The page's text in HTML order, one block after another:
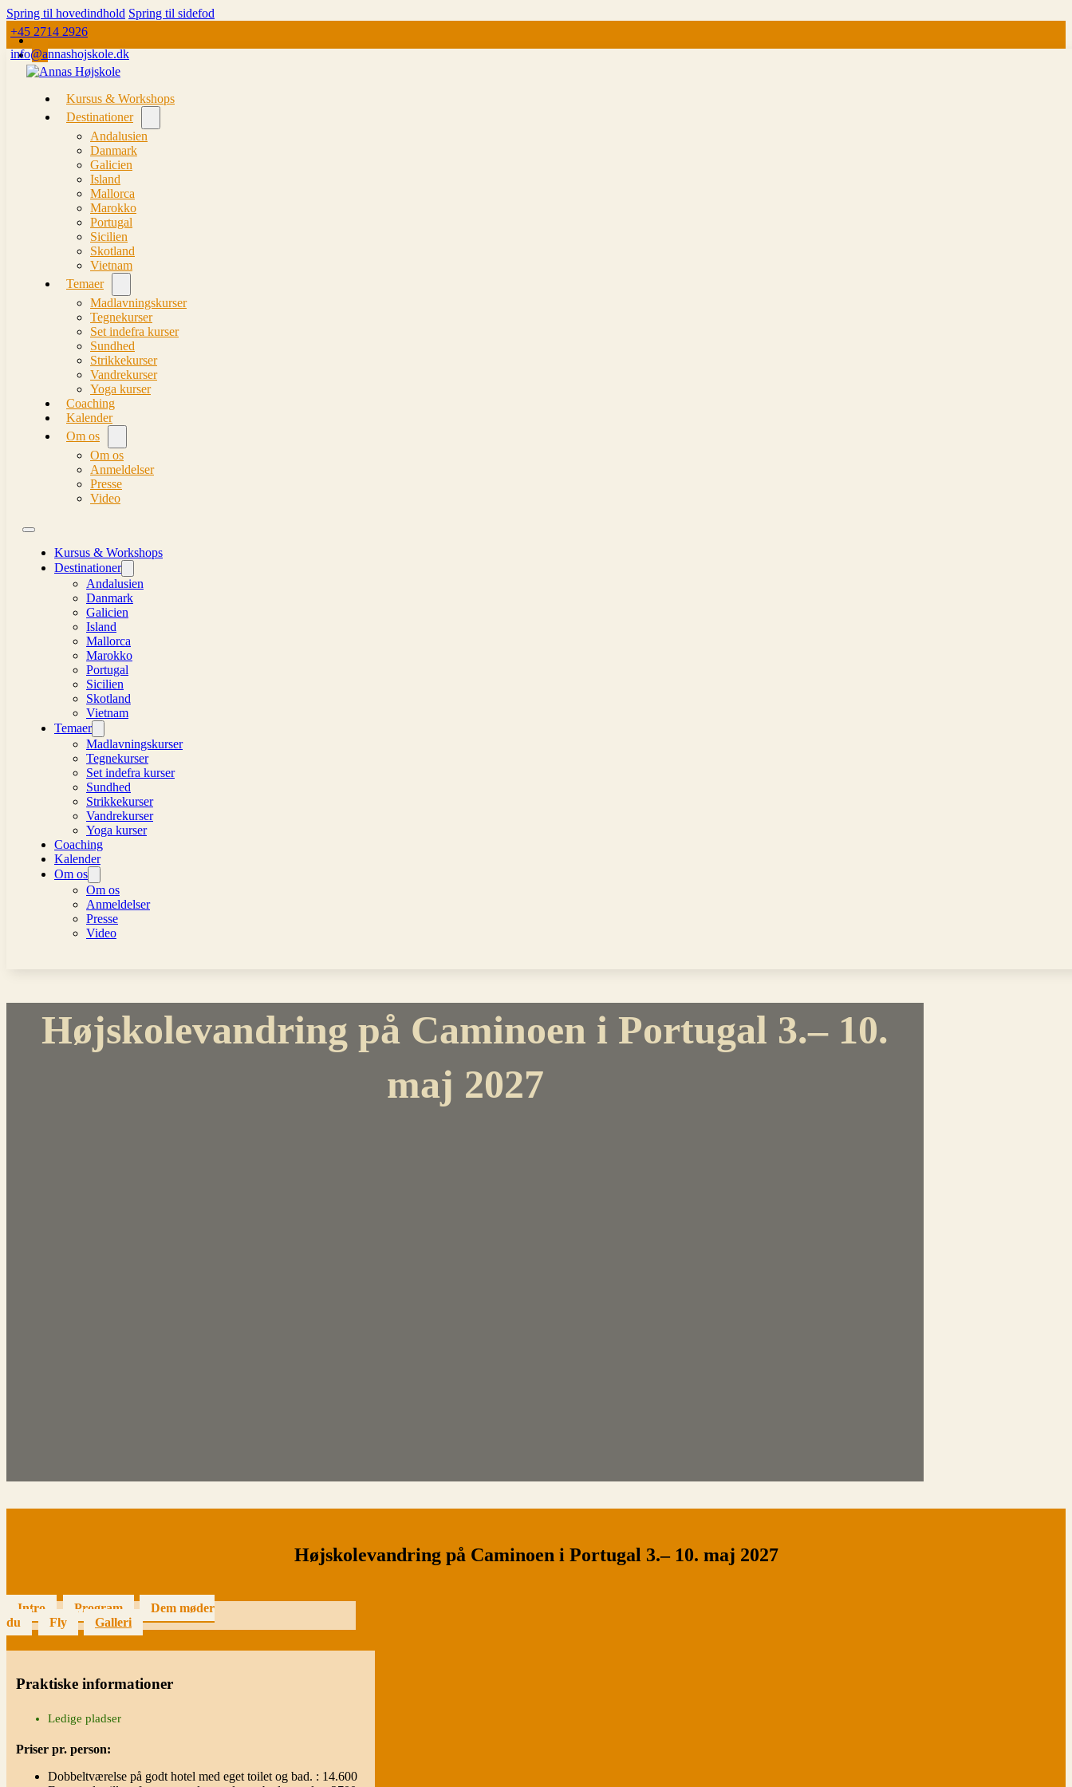
Spring til hovedindhold Spring til sidefod
+45 2714 2926
info@annashojskole.dk
Kursus & Workshops
Destinationer
Andalusien
Danmark
Galicien
Island
Mallorca
Marokko
Portugal
Sicilien
Skotland
Vietnam
Temaer
Madlavningskurser
Tegnekurser
Set indefra kurser
Sundhed
Strikkekurser
Vandrekurser
Yoga kurser
Coaching
Kalender
Om os
Om os
Anmeldelser
Presse
Video
Kursus & Workshops
Destinationer
Andalusien
Danmark
Galicien
Island
Mallorca
Marokko
Portugal
Sicilien
Skotland
Vietnam
Temaer
Madlavningskurser
Tegnekurser
Set indefra kurser
Sundhed
Strikkekurser
Vandrekurser
Yoga kurser
Coaching
Kalender
Om os
Om os
Anmeldelser
Presse
Video
Højskolevandring på Caminoen i Portugal 3.– 10.
maj 2027
Højskolevandring på Caminoen i Portugal 3.– 10. maj 2027
Intro Program
Dem møder
du
Fly Galleri
Praktiske informationer
Ledige pladser
Priser pr. person:
Dobbeltværelse på godt hotel med eget toilet og bad. : 14.600